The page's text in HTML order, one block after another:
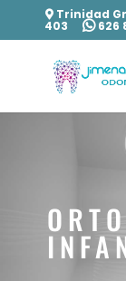
Trinidad
403 626